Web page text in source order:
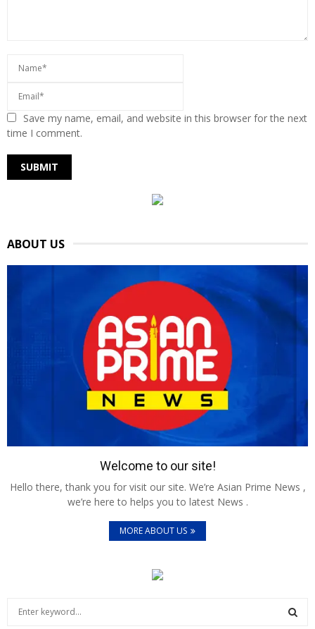
Save my name, email, and website in this browser for the next
time I comment.
ABOUT US
Welcome to our site!
Hello there, thank you for visit our site. We’re Asian Prime News ,
we’re here to helps you to latest News .
MORE ABOUT US